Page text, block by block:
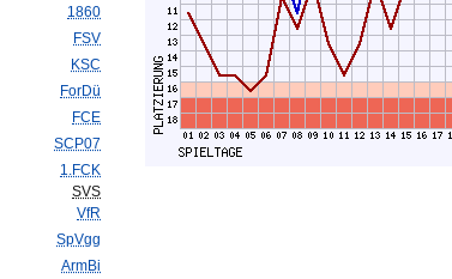
1860
FSV
KSC
ForDü
FCE
SCP07
1.FCK
SVS
VfR
SpVgg
ArmBi